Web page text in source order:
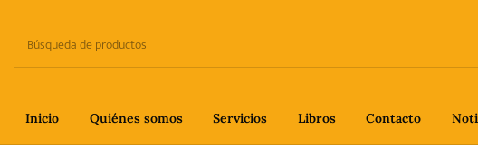
Inicio Quiénes somos Servicios Libros Contacto